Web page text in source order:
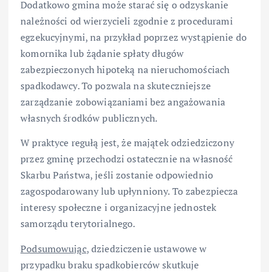
Dodatkowo gmina może starać się o odzyskanie
należności od wierzycieli zgodnie z procedurami
egzekucyjnymi, na przykład poprzez wystąpienie do
komornika lub żądanie spłaty długów
zabezpieczonych hipoteką na nieruchomościach
spadkodawcy. To pozwala na skuteczniejsze
zarządzanie zobowiązaniami bez angażowania
własnych środków publicznych.
W praktyce regułą jest, że majątek odziedziczony
przez gminę przechodzi ostatecznie na własność
Skarbu Państwa, jeśli zostanie odpowiednio
zagospodarowany lub upłynniony. To zabezpiecza
interesy społeczne i organizacyjne jednostek
samorządu terytorialnego.
Podsumowując, dziedziczenie ustawowe w
przypadku braku spadkobierców skutkuje